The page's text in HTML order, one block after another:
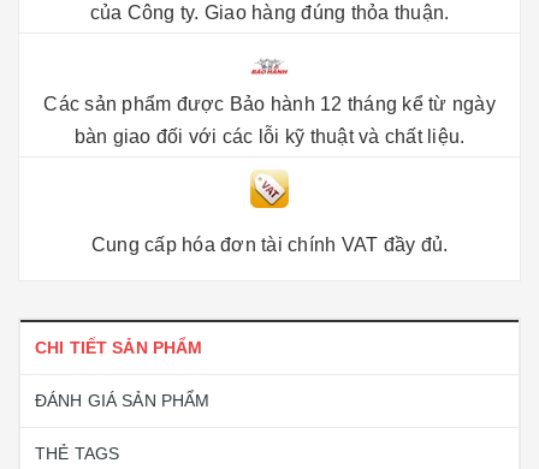
của Công ty. Giao hàng đúng thỏa thuận.
Các sản phẩm được Bảo hành 12 tháng kể từ ngày
bàn giao đối với các lỗi kỹ thuật và chất liệu.
Cung cấp hóa đơn tài chính VAT đầy đủ.
CHI TIẾT SẢN PHẨM
ĐÁNH GIÁ SẢN PHẨM
THẺ TAGS